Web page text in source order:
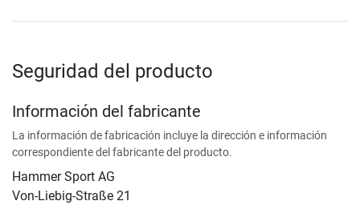
Seguridad del producto
Información del fabricante
La información de fabricación incluye la dirección e información
correspondiente del fabricante del producto.
Hammer Sport AG
Von-Liebig-Straße 21